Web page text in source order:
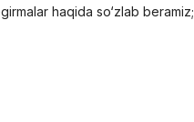
haqida so‘zlab beramiz;